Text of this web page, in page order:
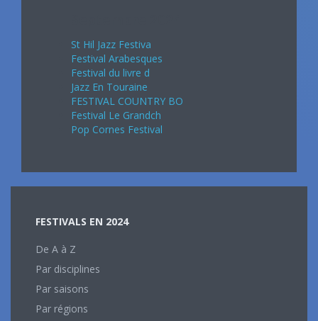
St Hil Jazz Festiva
Festival Arabesques
Festival du livre d
Jazz En Touraine
FESTIVAL COUNTRY BO
Festival Le Grandch
Pop Cornes Festival
FESTIVALS EN 2024
De A à Z
Par disciplines
Par saisons
Par régions